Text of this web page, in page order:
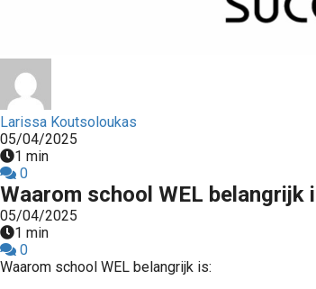
Larissa Koutsoloukas
05/04/2025
1 min
0
Waarom school WEL belangrijk
05/04/2025
1 min
0
Waarom school WEL belangrijk is: